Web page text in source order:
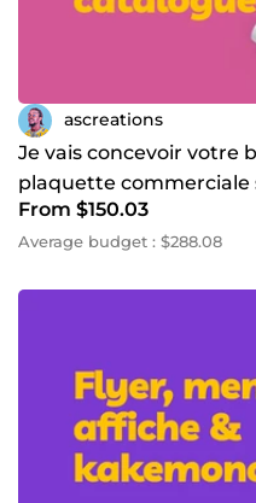
professionnalisme
ascreations
Je vais concevoir votre
plaquette commerciale
professionnel
From $150.03
Average budget : $288.08